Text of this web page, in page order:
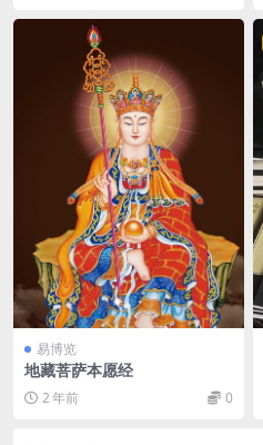
易博览
地藏菩萨本愿经
2 年前 0